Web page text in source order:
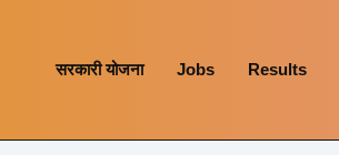
सरकारी योजना Jobs Results